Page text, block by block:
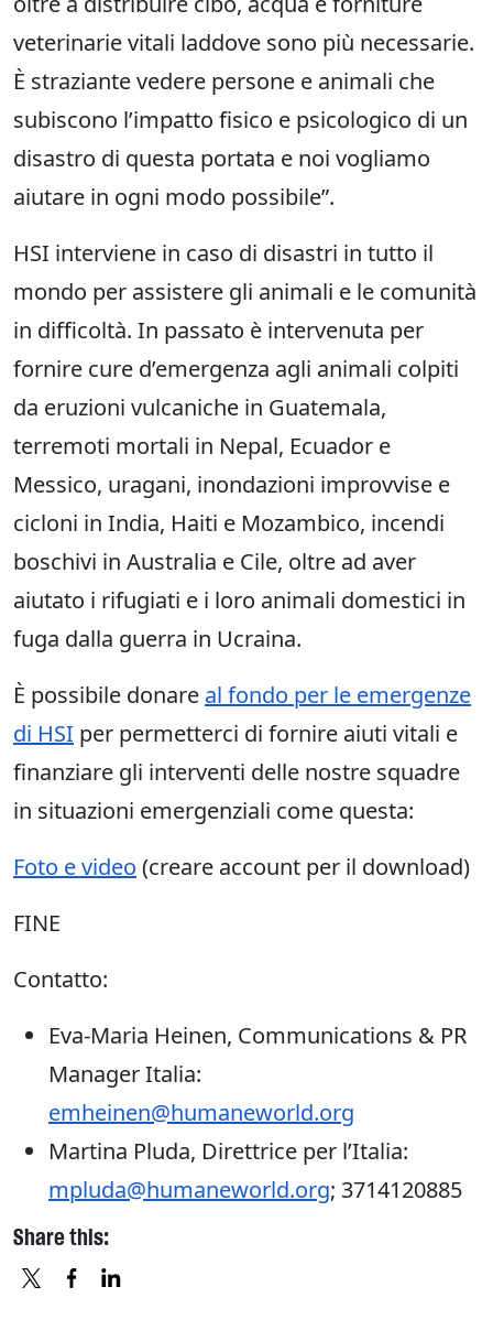
veterinarie vitali laddove sono più necessarie.
È straziante vedere persone e animali che
subiscono l’impatto fisico e psicologico di un
disastro di questa portata e noi vogliamo
aiutare in ogni modo possibile”.
HSI interviene in caso di disastri in tutto il
mondo per assistere gli animali e le comunità
in difficoltà. In passato è intervenuta per
fornire cure d’emergenza agli animali colpiti
da eruzioni vulcaniche in Guatemala,
terremoti mortali in Nepal, Ecuador e
Messico, uragani, inondazioni improvvise e
cicloni in India, Haiti e Mozambico, incendi
boschivi in Australia e Cile, oltre ad aver
aiutato i rifugiati e i loro animali domestici in
fuga dalla guerra in Ucraina.
È possibile donare al fondo per le emergenze
di HSI per permetterci di fornire aiuti vitali e
finanziare gli interventi delle nostre squadre
in situazioni emergenziali come questa:
Foto e video (creare account per il download)
FINE
Contatto:
Eva-Maria Heinen, Communications & PR
Manager Italia:
emheinen@humaneworld.org
Martina Pluda, Direttrice per l’Italia:
mpluda@humaneworld.org; 3714120885
Share this: